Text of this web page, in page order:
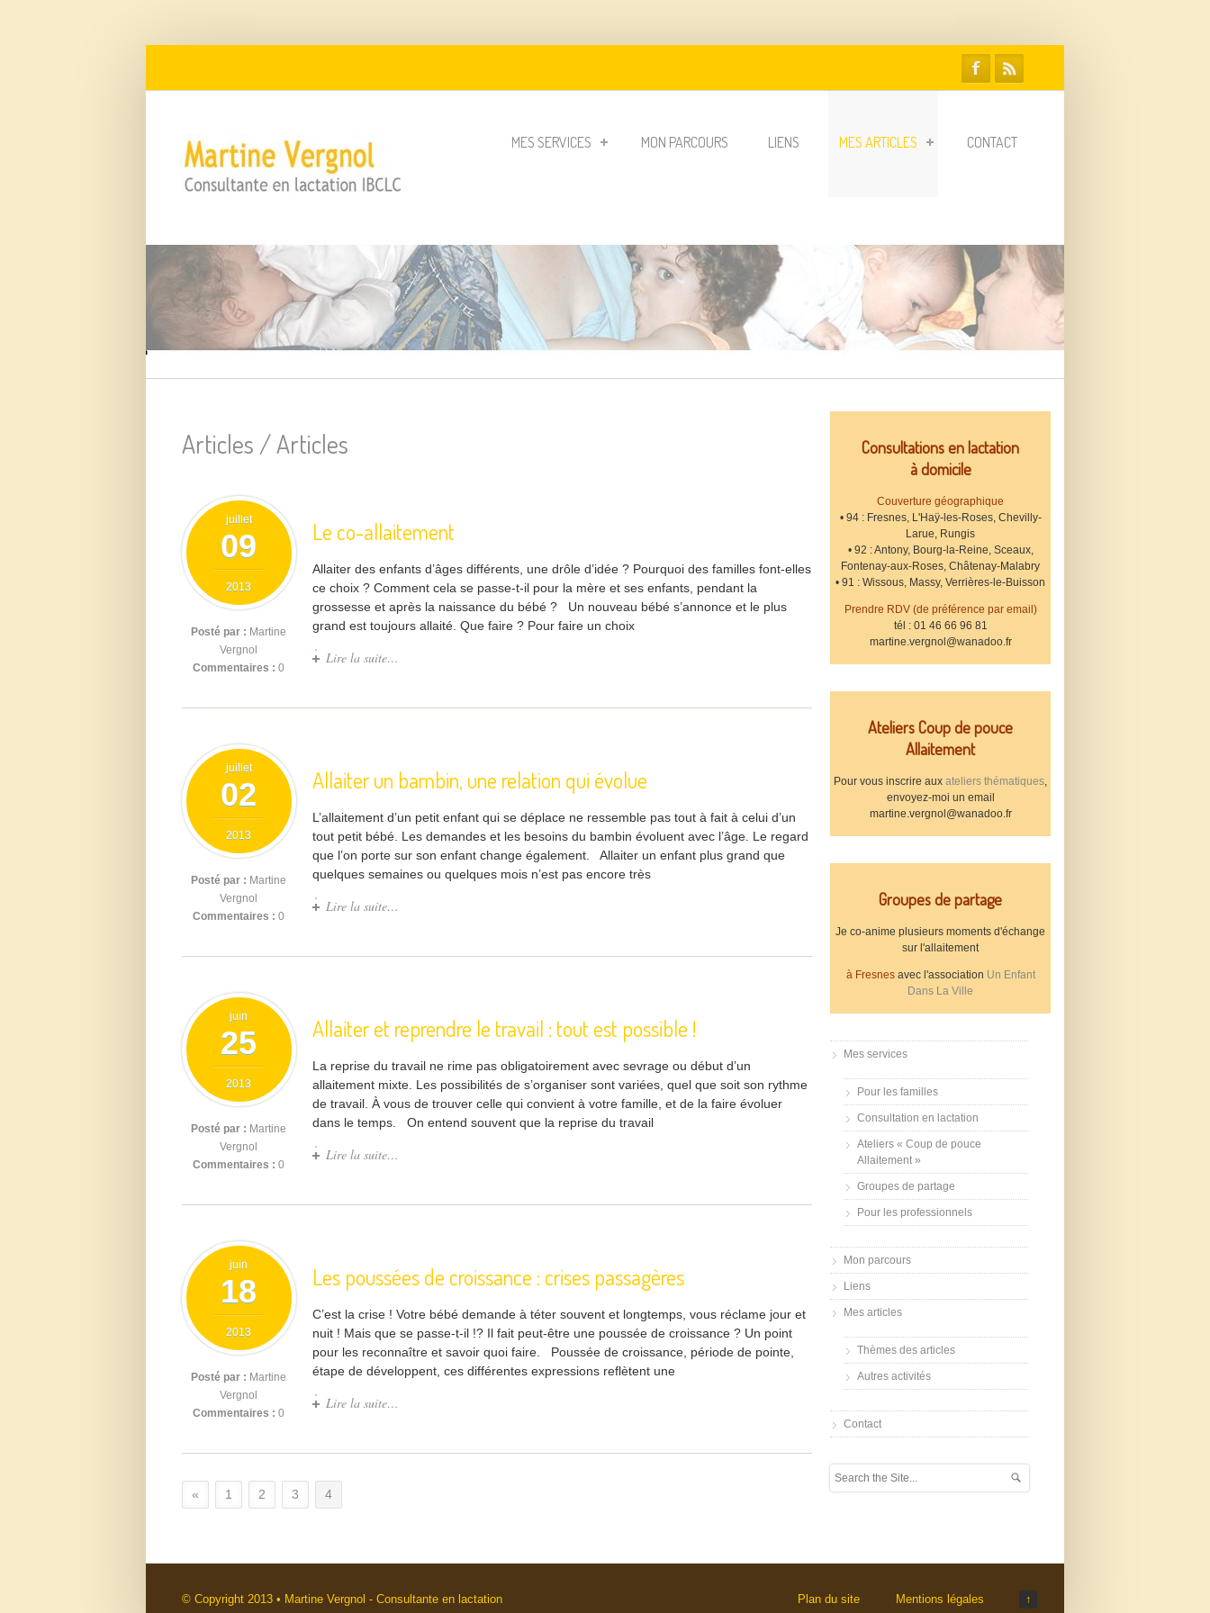
MES SERVICES MON PARCOURS LIENS MES ARTICLES CONTACT
Articles /Articles
juillet
09
2013
Posté par : Martine
Vergnol
Commentaires : 0
Le co-allaitement
Allaiter des enfants d’âges différents, une drôle d’idée ? Pourquoi des familles font-elles
ce choix ? Comment cela se passe-t-il pour la mère et ses enfants, pendant la
grossesse et après la naissance du bébé ? Un nouveau bébé s’annonce et le plus
grand est toujours allaité. Que faire ? Pour faire un choix
Lire la suite…
juillet
02
2013
Posté par : Martine
Vergnol
Commentaires : 0
Allaiter un bambin, une relation qui évolue
L’allaitement d’un petit enfant qui se déplace ne ressemble pas tout à fait à celui d’un
tout petit bébé. Les demandes et les besoins du bambin évoluent avec l’âge. Le regard
que l’on porte sur son enfant change également. Allaiter un enfant plus grand que
quelques semaines ou quelques mois n’est pas encore très
Lire la suite…
juin
25
2013
Posté par : Martine
Vergnol
Commentaires : 0
Allaiter et reprendre le travail : tout est possible !
La reprise du travail ne rime pas obligatoirement avec sevrage ou début d’un
allaitement mixte. Les possibilités de s’organiser sont variées, quel que soit son rythme
de travail. À vous de trouver celle qui convient à votre famille, et de la faire évoluer
dans le temps. On entend souvent que la reprise du travail
Lire la suite…
juin
18
2013
Posté par : Martine
Vergnol
Commentaires : 0
Les poussées de croissance : crises passagères
C’est la crise ! Votre bébé demande à téter souvent et longtemps, vous réclame jour et
nuit ! Mais que se passe-t-il !? Il fait peut-être une poussée de croissance ? Un point
pour les reconnaître et savoir quoi faire. Poussée de croissance, période de pointe,
étape de développent, ces différentes expressions reflètent une
Lire la suite…
« 1 2 3 4
Consultations en lactation
à domicile
Couverture géographique
• 94 : Fresnes, L'Haÿ-les-Roses, Chevilly-
Larue, Rungis
• 92 : Antony, Bourg-la-Reine, Sceaux,
Fontenay-aux-Roses, Châtenay-Malabry
• 91 : Wissous, Massy, Verrières-le-Buisson
Prendre RDV (de préférence par email)
tél : 01 46 66 96 81
martine.vergnol@wanadoo.fr
Ateliers Coup de pouce
Allaitement
Pour vous inscrire aux ateliers thématiques
envoyez-moi un email
martine.vergnol@wanadoo.fr
Groupes de partage
Je co-anime plusieurs moments d'échange
sur l'allaitement
à Fresnesavec l'association Un Enfant
Dans La Ville
Mes services
Pour les familles
Consultation en lactation
Ateliers « Coup de pouce
Allaitement »
Groupes de partage
Pour les professionnels
Mon parcours
Liens
Mes articles
Thèmes des articles
Autres activités
Contact
↑
© Copyright 2013 • Martine Vergnol - Consultante en lactation Plan du site Mentions légales